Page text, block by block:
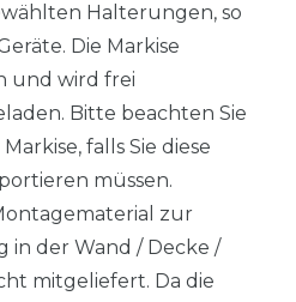
Halterungen, so
Die Markise
und wird frei
Bitte beachten Sie
falls Sie diese
müssen.
zur
in der Wand / Decke /
mitgeliefert. Da die